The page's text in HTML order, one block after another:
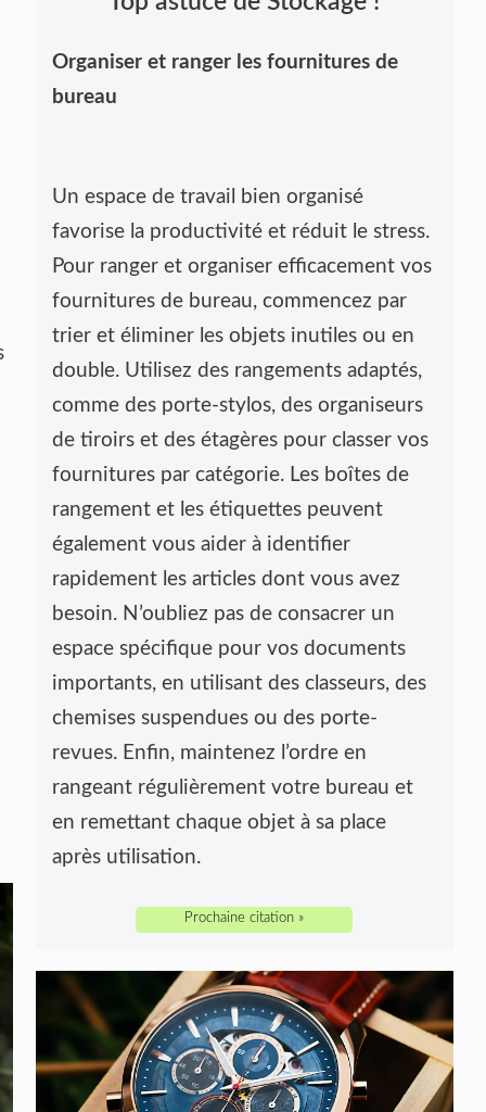
Organiser et ranger les fournitures de
bureau
Un espace de travail bien organisé
favorise la productivité et réduit le stress.
Pour ranger et organiser efficacement vos
fournitures de bureau, commencez par
trier et éliminer les objets inutiles ou en
double. Utilisez des rangements adaptés,
comme des porte-stylos, des organiseurs
de tiroirs et des étagères pour classer vos
fournitures par catégorie. Les boîtes de
rangement et les étiquettes peuvent
également vous aider à identifier
rapidement les articles dont vous avez
besoin. N’oubliez pas de consacrer un
espace spécifique pour vos documents
importants, en utilisant des classeurs, des
chemises suspendues ou des porte-
revues. Enfin, maintenez l’ordre en
rangeant régulièrement votre bureau et
en remettant chaque objet à sa place
après utilisation.
Prochaine citation »